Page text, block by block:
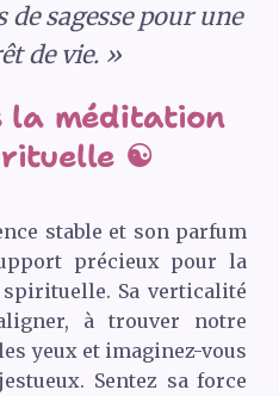
sagesse pour une
de vie. »
la méditation
☯️
stable et son parfum
précieux pour la
Sa verticalité
à trouver notre
yeux et imaginez-vous
Sentez sa force